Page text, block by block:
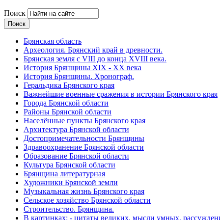
Поиск
Брянская область
Археология. Брянский край в древности.
Брянская земля с VIII до конца XVIII века.
История Брянщины XIX - XX века
История Брянщины. Хронограф.
Геральдика Брянского края
Важнейшие военные сражения в истории Брянского края
Города Брянской области
Районы Брянской области
Населённые пункты Брянского края
Архитектура Брянской области
Достопримечательности Брянщины
Здравоохранение Брянской области
Образование Брянской области
Культура Брянской области
Брянщина литературная
Художники Брянской земли
Музыкальная жизнь Брянского края
Сельское хозяйство Брянской области
Строительство. Брянщина.
В картинках: - цитаты великих, мысли умных,